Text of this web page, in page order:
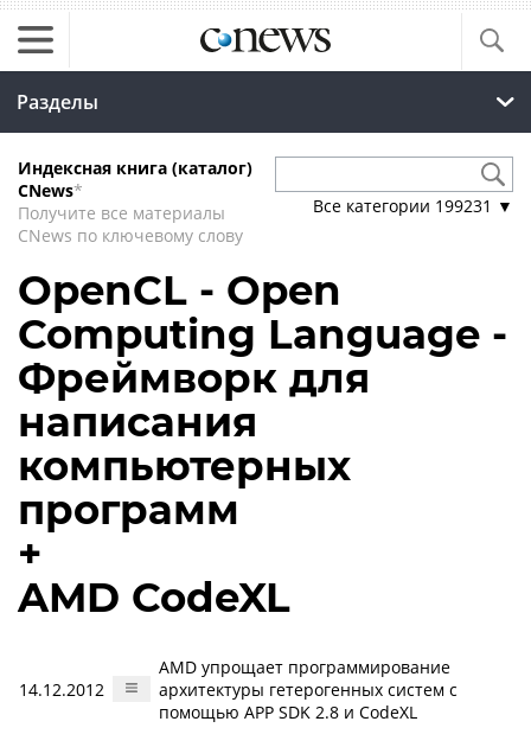
Разделы
Индексная книга (каталог)
CNews*
Получите все материалы
CNews по ключевому слову
Все категории 199231 ▼
OpenCL - Open
Computing Language -
Фреймворк для
написания
компьютерных
программ
+
AMD CodeXL
14.12.2012
AMD упрощает программирование
архитектуры гетерогенных систем с
помощью APP SDK 2.8 и CodeXL